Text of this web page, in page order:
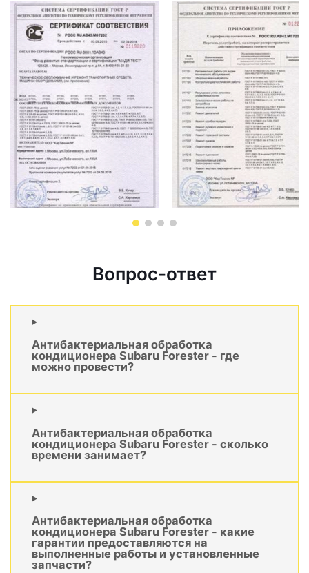
Вопрос-ответ
Антибактериальная обработка
кондиционера Subaru Forester - где
можно провести?
Антибактериальная обработка
кондиционера Subaru Forester - сколько
времени занимает?
Антибактериальная обработка
кондиционера Subaru Forester - какие
гарантии предоставляются на
выполненные работы и установленные
запчасти?